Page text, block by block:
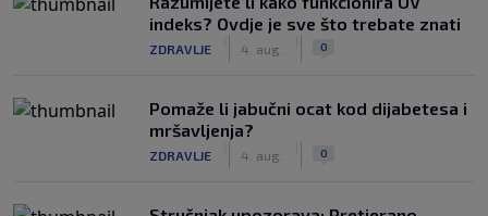
indeks? Ovdje je sve što trebate znati
ZDRAVLJE 4. aug. 0
Pomaže li jabučni ocat kod dijabetesa i
mršavljenja?
ZDRAVLJE 4. aug. 0